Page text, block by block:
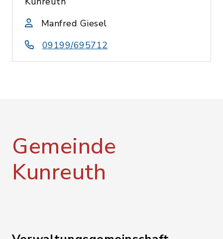
Manfred Giesel
09199/695712
Gemeinde
Kunreuth